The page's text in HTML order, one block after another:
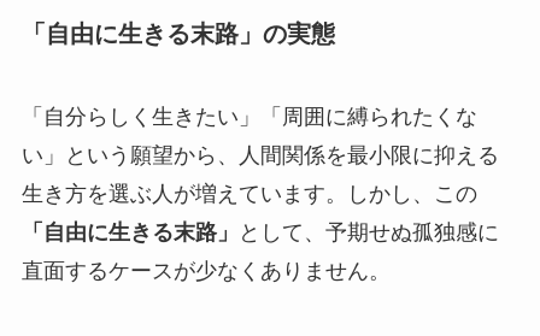
「自由に生きる末路」の実態
「自分らしく生きたい」「周囲に縛られたくな
い」という願望から、人間関係を最小限に抑える
生き方を選ぶ人が増えています。しかし、この
「自由に生きる末路」
として、予期せぬ孤独感に
直面するケースが少なくありません。